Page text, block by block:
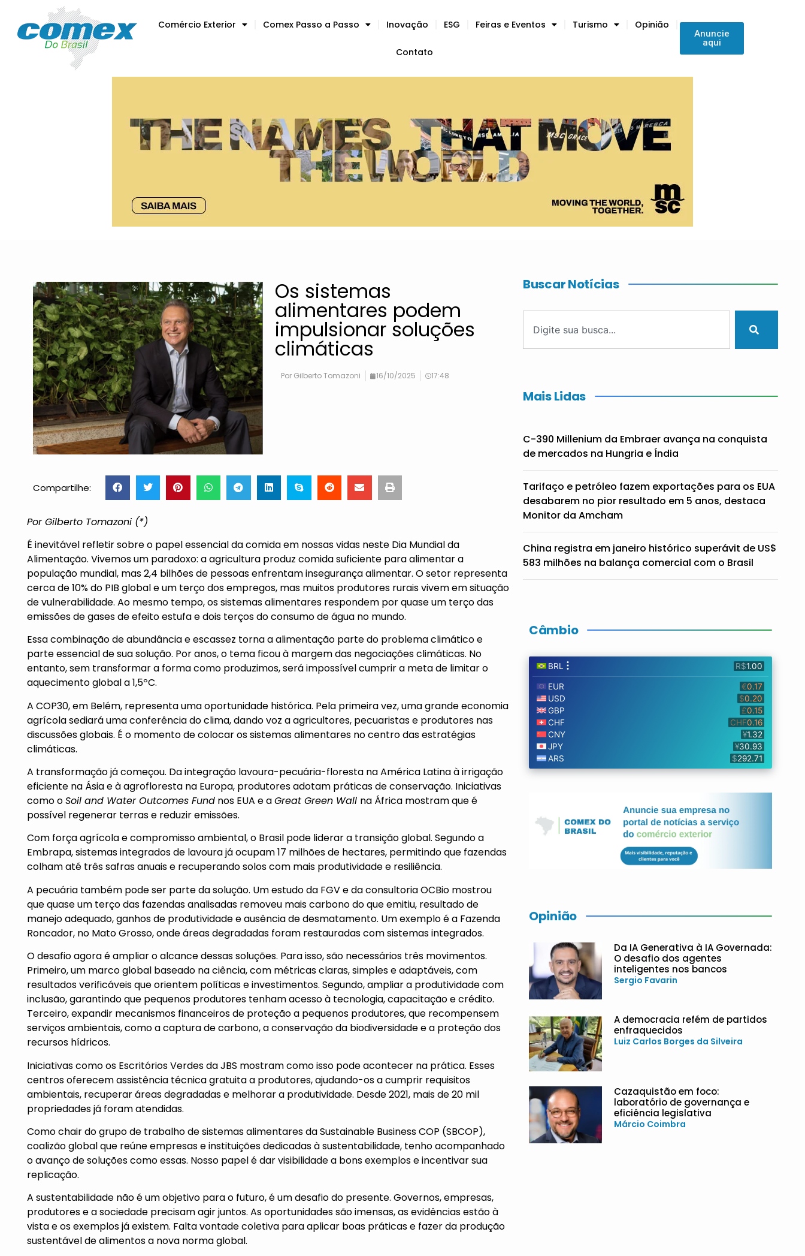
Comércio Exterior Comex Passo a Passo Inovação ESG Feiras e Eventos Turismo Opinião
Contato
Anuncie
aqui
Os sistemas
alimentares podem
impulsionar soluções
climáticas
Por Gilberto Tomazoni 16/10/2025 17:48
Compartilhe:
Por Gilberto Tomazoni (*)
É inevitável refletir sobre o papel essencial da comida em nossas vidas neste Dia Mundial da
Alimentação. Vivemos um paradoxo: a agricultura produz comida suficiente para alimentar a
população mundial, mas 2,4 bilhões de pessoas enfrentam insegurança alimentar. O setor representa
cerca de 10% do PIB global e um terço dos empregos, mas muitos produtores rurais vivem em situação
de vulnerabilidade. Ao mesmo tempo, os sistemas alimentares respondem por quase um terço das
emissões de gases de efeito estufa e dois terços do consumo de água no mundo.
Essa combinação de abundância e escassez torna a alimentação parte do problema climático e
parte essencial de sua solução. Por anos, o tema ficou à margem das negociações climáticas. No
entanto, sem transformar a forma como produzimos, será impossível cumprir a meta de limitar o
aquecimento global a 1,5ºC.
A COP30, em Belém, representa uma oportunidade histórica. Pela primeira vez, uma grande economia
agrícola sediará uma conferência do clima, dando voz a agricultores, pecuaristas e produtores nas
discussões globais. É o momento de colocar os sistemas alimentares no centro das estratégias
climáticas.
A transformação já começou. Da integração lavoura-pecuária-floresta na América Latina à irrigação
eficiente na Ásia e à agrofloresta na Europa, produtores adotam práticas de conservação. Iniciativas
como oSoil and Water Outcomes Fund nos EUA e aGreat Green Wall na África mostram que é
possível regenerar terras e reduzir emissões.
Com força agrícola e compromisso ambiental, o Brasil pode liderar a transição global. Segundo a
Embrapa, sistemas integrados de lavoura já ocupam 17 milhões de hectares, permitindo que fazendas
colham até três safras anuais e recuperando solos com mais produtividade e resiliência.
A pecuária também pode ser parte da solução. Um estudo da FGV e da consultoria OCBio mostrou
que quase um terço das fazendas analisadas removeu mais carbono do que emitiu, resultado de
manejo adequado, ganhos de produtividade e ausência de desmatamento. Um exemplo é a Fazenda
Roncador, no Mato Grosso, onde áreas degradadas foram restauradas com sistemas integrados.
O desafio agora é ampliar o alcance dessas soluções. Para isso, são necessários três movimentos.
Primeiro, um marco global baseado na ciência, com métricas claras, simples e adaptáveis, com
resultados verificáveis que orientem políticas e investimentos. Segundo, ampliar a produtividade com
inclusão, garantindo que pequenos produtores tenham acesso à tecnologia, capacitação e crédito.
Terceiro, expandir mecanismos financeiros de proteção a pequenos produtores, que recompensem
serviços ambientais, como a captura de carbono, a conservação da biodiversidade e a proteção dos
recursos hídricos.
Iniciativas como os Escritórios Verdes da JBS mostram como isso pode acontecer na prática. Esses
centros oferecem assistência técnica gratuita a produtores, ajudando-os a cumprir requisitos
ambientais, recuperar áreas degradadas e melhorar a produtividade. Desde 2021, mais de 20 mil
propriedades já foram atendidas.
Como chair do grupo de trabalho de sistemas alimentares da Sustainable Business COP (SBCOP),
coalizão global que reúne empresas e instituições dedicadas à sustentabilidade, tenho acompanhado
o avanço de soluções como essas. Nosso papel é dar visibilidade a bons exemplos e incentivar sua
replicação.
A sustentabilidade não é um objetivo para o futuro, é um desafio do presente. Governos, empresas,
produtores e a sociedade precisam agir juntos. As oportunidades são imensas, as evidências estão à
vista e os exemplos já existem. Falta vontade coletiva para aplicar boas práticas e fazer da produção
sustentável de alimentos a nova norma global.
Buscar Notícias
Mais Lidas
C-390 Millenium da Embraer avança na conquista
de mercados na Hungria e Índia
Tarifaço e petróleo fazem exportações para os EUA
desabarem no pior resultado em 5 anos, destaca
Monitor da Amcham
China registra em janeiro histórico superávit de US$
583 milhões na balança comercial com o Brasil
Câmbio
Opinião
Da IA Generativa à IA Governada:
O desafio dos agentes
inteligentes nos bancos
Sergio Favarin
A democracia refém de partidos
enfraquecidos
Luiz Carlos Borges da Silveira
Cazaquistão em foco:
laboratório de governança e
eficiência legislativa
Márcio Coimbra